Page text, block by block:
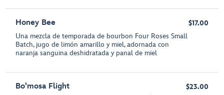
Honey Bee
Una mezcla de temporada de bourbon Four Roses Small
Batch, jugo de limón amarillo y miel, adornada con
naranja sanguina deshidratada y panal de miel
$17.00
Bo'mosa Flight $23.00